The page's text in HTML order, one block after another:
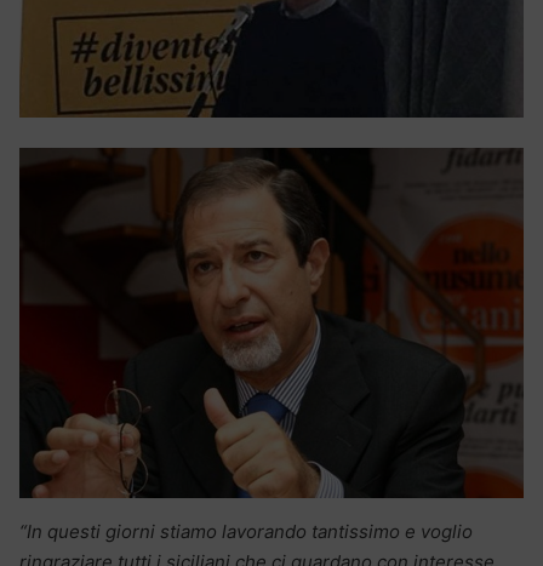
“In questi giorni stiamo lavorando tantissimo e voglio